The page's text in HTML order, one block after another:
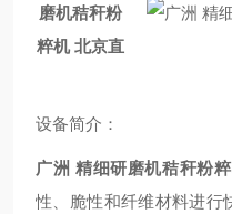
磨机秸秆粉
粹机 北京直
设备简介 ：
广洲 精细研磨机秸秆粉
性、脆性和纤维材料进行